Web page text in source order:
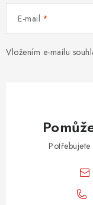
E-mail
Vložením e-mailu